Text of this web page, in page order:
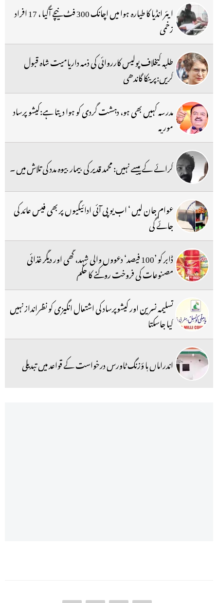
ایئر انڈیا کا طیارہ ہوا میں اچانک 300 فٹ نیچے آگیا ، 17 افراد
زخمی
طلبہ کیخلاف پولیس کارروائی کی ذمہ داریامیت شاہ قبول
کریں:پرینکا گاندھی
مدرسہ کہیں بھی ہو، دہشت گردی کو ہوا دیتا ہے:کیشو پرساد
موریہ
کرائے کے پیسے نہیں: محمد قدیر کی بیمار بیوہ مدد کی تلاش میں ۔
عوام جان لیں ‘ اب یو پی آئی ادائیگیوں پر بھی فیس عائد کی
جائے گی
ڈابر کو ’100 فیصد‘ دعووں والی شہد، گھی اور دیگر غذائی
مصنوعات کی فروخت روکنے کا حکم
تسلیمہ نسرین اور کیشوپرساد کی اشتعال انگیزی کو نظرانداز نہیں
کیا جاسکتا
اندراماں ہا ؤزنگ ٹاورس درخواست کے قواعد میں تبدیلی